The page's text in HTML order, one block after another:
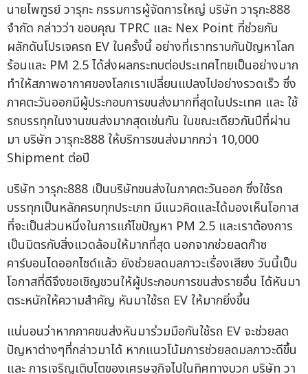
นายไพฑูรย์ วารุกะ กรรมการผู้จัดการใหญ่ บริษัท วารุกะ888
จำกัด กล่าวว่า ขอบคุณ TPRC และ Nex Point ที่ช่วยกัน
ผลักดันโปรเจครถ EV ในครั้งนี้ อย่างที่เราทราบกันปัญหาโลก
ร้อนและ PM 2.5 ได้ส่งผลกระทบต่อประเทศไทยเป็นอย่างมาก
ทำให้สภาพอากาศของโลกเราเปลี่ยนแปลงไปอย่างรวดเร็ว ซึ่ง
ภาคตะวันออกมีผู้ประกอบการขนส่งมากที่สุดในประเทศ และ ใช้
รถบรรทุกในงานขนส่งมากสุดเช่นกัน ในขณะเดียวกันปีที่ผ่าน
มา บริษัท วารุกะ888 ให้บริการขนส่งมากกว่า 10,000
Shipment ต่อปี
บริษัท วารุกะ888 เป็นบริษัทขนส่งในภาคตะวันออก ซึ่งใช้รถ
บรรทุกเป็นหลักครบทุกประเภท มีแนวคิดและได้มองเห็นโอกาส
ที่จะเป็นส่วนหนึ่งในการแก้ไขปัญหา PM 2.5 และเราต้องการ
เป็นมิตรกับสิ่งแวดล้อมให้มากที่สุด นอกจากช่วยลดก๊าซ
คาร์บอนไดออกไซด์แล้ว ยังช่วยลดมลภาวะเรื่องเสียง วันนี้เป็น
โอกาสที่ดีจึงขอเชิญชวนให้ผู้ประกอบการขนส่งรายอื่น ได้หันมา
ตระหนักให้ความสำคัญ หันมาใช้รถ EV ให้มากยิ่งขึ้น
แน่นอนว่าหากภาคขนส่งหันมาร่วมมือกันใช้รถ EV จะช่วยลด
ปัญหาต่างๆที่กล่าวมาได้ หากแนวโน้มการช่วยลดมลภาวะดีขึ้น
และ การเจริญเติบโตของเศรษฐกิจไปในทิศทางบวก บริษัท วา